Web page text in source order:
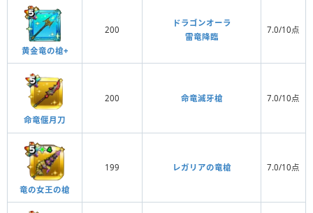
黄金竜の槍+
200
ドラゴンオーラ
雷竜降臨
7.0/10点
命竜偃月刀
200 命竜滅牙槍 7.0/10点
竜の女王の槍
199 レガリアの竜槍 7.0/10点